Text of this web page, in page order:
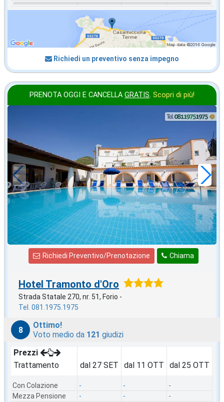
Richiedi un preventivo senza impegno
PRENOTA OGGI E CANCELLA GRATIS. Scopri di più!
in offerta da
€28,43
a notte
Chiama
Richiedi Preventivo/Prenotazione
Hotel Tramonto d'Oro
Strada Statale 270, nr. 51, Forio -
Tel. 081.1975.1975
8
Ottimo!
Voto medio da 121 giudizi
Prezzi
Trattamento
Con Colazione
Mezza Pensione
dal 27 SET
-
-
dal 11 OTT
-
-
dal 25 OTT
-
-